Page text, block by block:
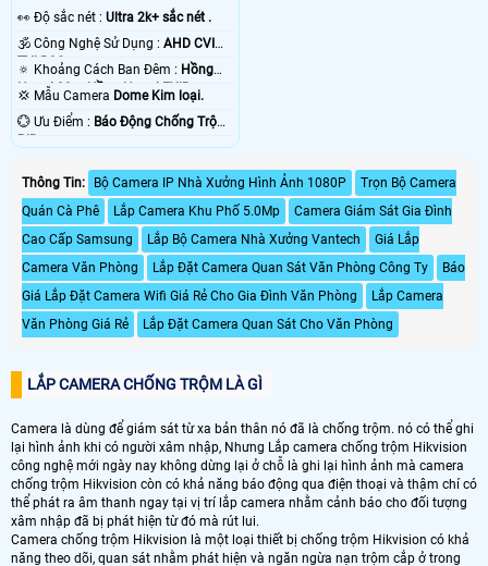
️👀 Độ sắc nét : Ultra 2k+ sắc nét .
🕉️ Công Nghệ Sử Dụng : AHD CVI
TVI BCS.
🔅 Khoảng Cách Ban Đêm : Hồng
Ngoại 20m Hồng Ngoại EXIR.
💢 Mẫu Camera Dome Kim loại.
️💮 Ưu Điểm : Báo Động Chống Trộm
PIR.
Thông Tin: Bộ Camera IP Nhà Xưởng Hình Ảnh 1080P
Trọn Bộ Camera
Quán Cà Phê
Lắp Camera Khu Phố 5.0Mp
Camera Giám Sát Gia Đình
Cao Cấp Samsung
Lắp Bộ Camera Nhà Xưởng Vantech
Giá Lắp
Camera Văn Phòng
Lắp Đặt Camera Quan Sát Văn Phòng Công Ty
Báo
Giá Lắp Đặt Camera Wifi Giá Rẻ Cho Gia Đình Văn Phòng
Lắp Camera
Văn Phòng Giá Rẻ
Lắp Đặt Camera Quan Sát Cho Văn Phòng
LẮP CAMERA CHỐNG TRỘM LÀ GÌ
Camera là dùng để giám sát từ xa bản thân nó đã là chống trộm. nó có thể ghi
lại hình ảnh khi có người xâm nhập, Nhưng Lắp camera chống trộm Hikvision
công nghệ mới ngày nay không dừng lại ở chỗ là ghi lại hình ảnh mà camera
chống trộm Hikvision còn có khả năng báo động qua điện thoại và thậm chí có
thể phát ra âm thanh ngay tại vị trí lắp camera nhằm cảnh báo cho đối tượng
xâm nhập đã bị phát hiện từ đó mà rút lui.
Camera chống trộm Hikvision là một loại thiết bị chống trộm Hikvision có khả
năng theo dõi, quan sát nhằm phát hiện và ngăn ngừa nạn trộm cắp ở trong